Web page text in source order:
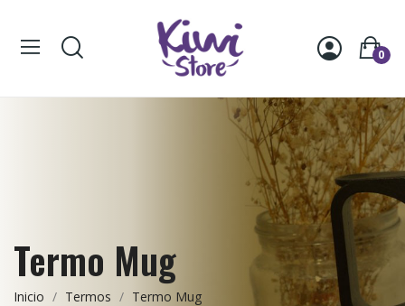
0
Termo Mug
Inicio Termos Termo Mug